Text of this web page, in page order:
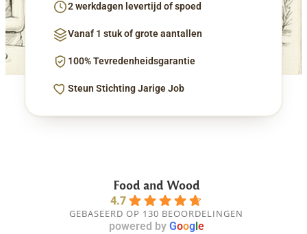
2 werkdagen levertijd of spoed
Vanaf 1 stuk of grote aantallen
100% Tevredenheidsgarantie
Steun Stichting Jarige Job
Food and Wood
4.7
GEBASEERD OP 130 BEOORDELINGEN
powered by Googl e